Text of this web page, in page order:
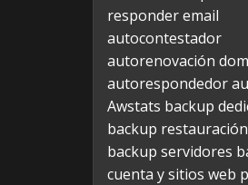
responder email
autocontestador
autorenovación
autorespondedor
Awstats backup
backup
backup servidores
cuenta y sitios web